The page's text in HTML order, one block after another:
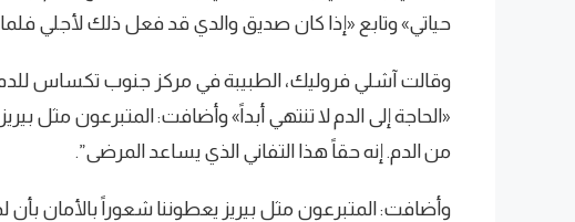
حياتي» وتابع «إذا كان صديق والدي قد فعل ذلك لأجلي
وقالت آشلي فروليك، الطبيبة في مركز جنوب تكساس للدم
«الحاجة إلى الدم لا تنتهي أبداً» وأضافت: المتبرعون مثل
من الدم. إنه حقاً هذا التفاني الذي يساعد المرضى”.
وأضافت: المتبرعون مثل بيريز يعطوننا شعوراً بالأمان بأن